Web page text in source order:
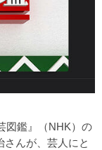
図鑑』（NHK）の
さんが、芸人にと